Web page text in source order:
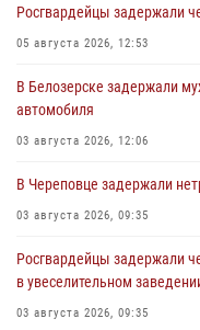
Росгвардейцы задержали
05 августа 2026, 12:53
В Белозерске задержали
автомобиля
03 августа 2026, 12:06
В Череповце задержали
03 августа 2026, 09:35
Росгвардейцы задержали
в увеселительном
03 августа 2026, 09:35